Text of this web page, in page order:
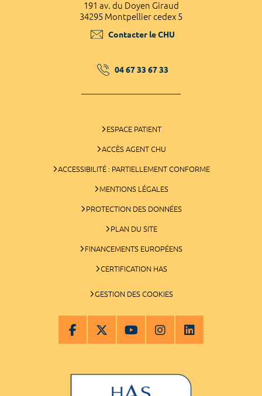
191 av. du Doyen Giraud
34295 Montpellier cedex 5
Contacter le CHU
04 67 33 67 33
ESPACE PATIENT
ACCÈS AGENT CHU
ACCESSIBILITÉ : PARTIELLEMENT CONFORME
MENTIONS LÉGALES
PROTECTION DES DONNÉES
PLAN DU SITE
FINANCEMENTS EUROPÉENS
CERTIFICATION HAS
GESTION DES COOKIES